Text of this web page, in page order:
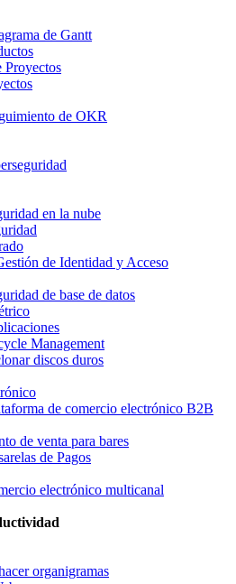
de Gantt
de OKR
en la nube
de Identidad y Acceso
de base de datos
Management
discos duros
de comercio electrónico B2B
de venta para bares
de Pagos
electrónico multicanal
organigramas